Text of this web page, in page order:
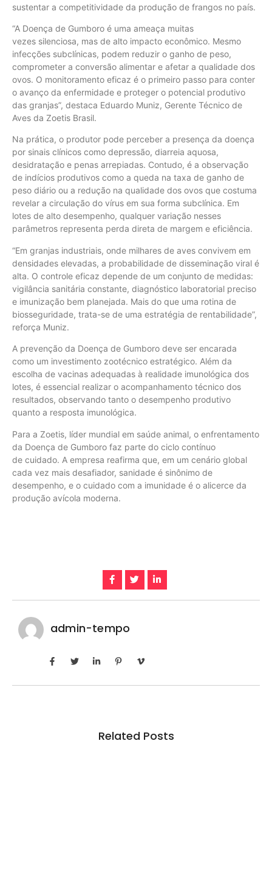
sustentar a competitividade da produção de frangos no país.
“A Doença de Gumboro é uma ameaça muitas
vezes silenciosa, mas de alto impacto econômico. Mesmo
infecções subclínicas, podem reduzir o ganho de peso,
comprometer a conversão alimentar e afetar a qualidade dos
ovos. O monitoramento eficaz é o primeiro passo para conter
o avanço da enfermidade e proteger o potencial produtivo
das granjas”, destaca Eduardo Muniz, Gerente Técnico de
Aves da Zoetis Brasil.
Na prática, o produtor pode perceber a presença da doença
por sinais clínicos como depressão, diarreia aquosa,
desidratação e penas arrepiadas. Contudo, é a observação
de indícios produtivos como a queda na taxa de ganho de
peso diário ou a redução na qualidade dos ovos que costuma
revelar a circulação do vírus em sua forma subclínica. Em
lotes de alto desempenho, qualquer variação nesses
parâmetros representa perda direta de margem e eficiência.
“Em granjas industriais, onde milhares de aves convivem em
densidades elevadas, a probabilidade de disseminação viral é
alta. O controle eficaz depende de um conjunto de medidas:
vigilância sanitária constante, diagnóstico laboratorial preciso
e imunização bem planejada. Mais do que uma rotina de
biosseguridade, trata-se de uma estratégia de rentabilidade”,
reforça Muniz.
A prevenção da Doença de Gumboro deve ser encarada
como um investimento zootécnico estratégico. Além da
escolha de vacinas adequadas à realidade imunológica dos
lotes, é essencial realizar o acompanhamento técnico dos
resultados, observando tanto o desempenho produtivo
quanto a resposta imunológica.
Para a Zoetis, líder mundial em saúde animal, o enfrentamento
da Doença de Gumboro faz parte do ciclo contínuo
de cuidado. A empresa reafirma que, em um cenário global
cada vez mais desafiador, sanidade é sinônimo de
desempenho, e o cuidado com a imunidade é o alicerce da
produção avícola moderna.
admin-tempo
Related Posts